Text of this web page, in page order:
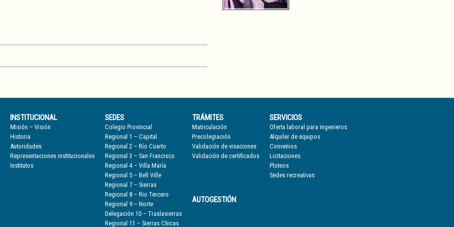
INSTITUCIONAL
Misión – Visión
Historia
Autoridades
Representaciones institucionales
Institutos
SEDES
Colegio Provincial
Regional 1 – Capital
Regional 2 – Río Cuarto
Regional 3 – San Francisco
Regional 4 – Villa María
Regional 5 – Bell Ville
Regional 7 – Sierras
Regional 8 – Rio Tercero
Regional 9 – Norte
Delegación 10 – Traslasierras
Regional 11 – Sierras Chicas
TRÁMITES
Matriculación
Precolegiación
Validación de visaciones
Validación de certificados
SERVICIOS
Oferta laboral para ingenieros
Alquiler de equipos
Convenios
Licitaciones
Ploteos
Sedes recreativas
AUTOGESTIÓN